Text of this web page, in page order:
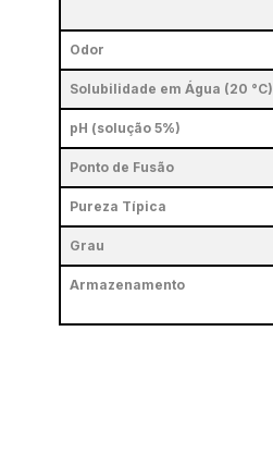
Odor
Solubilidade em Água (20 °C)
pH (solução 5%)
Ponto de Fusão
Pureza Típica
Grau
Armazenamento